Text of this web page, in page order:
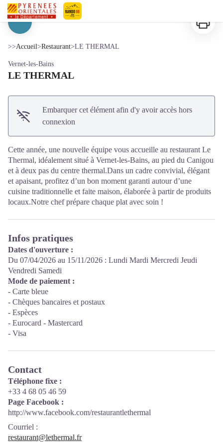
LE THERMAL
>>Accueil>Restaurant>LE THERMAL
Vernet-les-Bains
LE THERMAL
Embarquer cet élément afin d'y avoir accès hors
connexion
Cette année, une nouvelle équipe vous accueille au restaurant Le
Thermal, idéalement situé à Vernet-les-Bains, au pied du Canigou
et à deux pas du centre thermal.Dans un cadre convivial, élégant
et apaisant, profitez d’un bon moment garanti autour d’une
cuisine traditionnelle et faite maison, élaborée à partir de produits
locaux.Notre chef prépare chaque plat avec soin !
Infos pratiques
Dates d'ouverture :
Du 07/04/2026 au 15/11/2026 : Lundi Mardi Mercredi Jeudi
Vendredi Samedi
Mode de paiement :
- Carte bleue
- Chèques bancaires et postaux
- Espèces
- Eurocard - Mastercard
- Visa
Contact
Téléphone fixe :
+33 4 68 05 46 59
Page Facebook :
http://www.facebook.com/restaurantlethermal
Courriel :
restaurant@lethermal.fr